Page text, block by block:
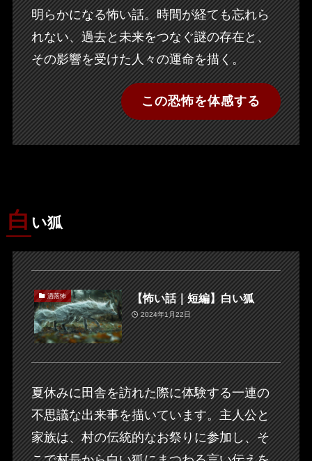
明らかになる怖い話。時間が経ても忘れら
れない、過去と未来をつなぐ謎の存在と、
その影響を受けた人々の運命を描く。
この恐怖を体感する
白 い狐
洒落怖 【怖い話｜短編】白い狐
2024年1月22日
夏休みに田舎を訪れた際に体験する一連の
不思議な出来事を描いています。主人公と
家族は、村の伝統的なお祭りに参加し、そ